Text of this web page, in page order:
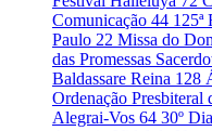
Comunicação 44 125ª
Paulo 22 Missa do
das Promessas
Baldassare Reina 128
Ordenação
Alegrai-Vos 64 30º